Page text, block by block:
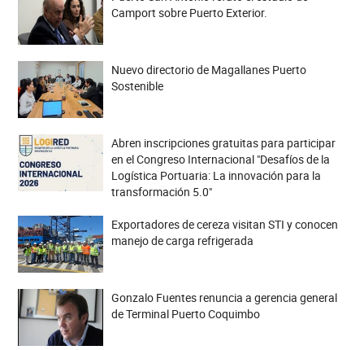
Camport sobre Puerto Exterior.
Nuevo directorio de Magallanes Puerto
Sostenible
Abren inscripciones gratuitas para participar
en el Congreso Internacional "Desafíos de la
Logística Portuaria: La innovación para la
transformación 5.0"
Exportadores de cereza visitan STI y conocen
manejo de carga refrigerada
Gonzalo Fuentes renuncia a gerencia general
de Terminal Puerto Coquimbo